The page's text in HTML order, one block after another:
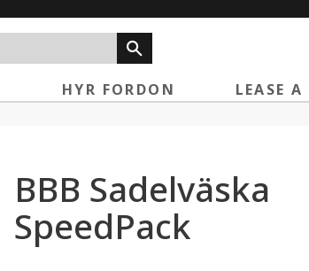
HYR FORDON LEASE A
BBB Sadelväska
SpeedPack